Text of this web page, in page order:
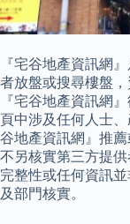
『宅谷地產資訊網
者放盤或搜尋樓盤
『宅谷地產資訊網
頁中涉及任何人士
谷地產資訊網』推薦
不另核實第三方提
完整性或任何資訊
及部門核實。